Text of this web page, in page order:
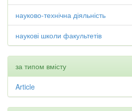
науково-технічна діяльність
наукові школи факультетів
за типом вмісту
Article